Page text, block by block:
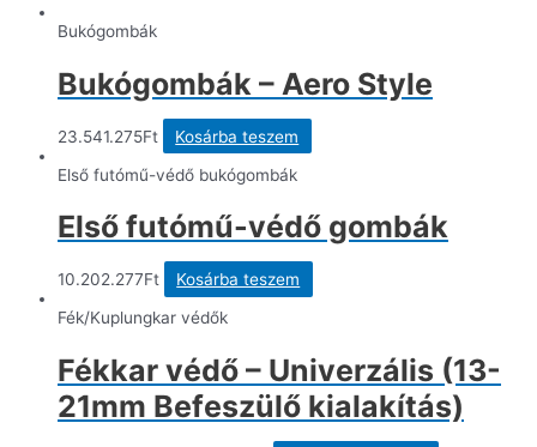
Bukógombák
Bukógombák – Aero Style
23.541.275Ft
Kosárba teszem
Első futómű-védő bukógombák
Első futómű-védő gombák
10.202.277Ft Kosárba teszem
Fék/Kuplungkar védők
Fékkar védő – Univerzális (13-
21mm Befeszülő kialakítás)